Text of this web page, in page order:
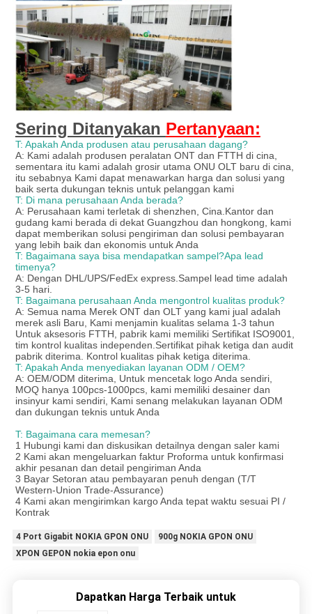
Sering Ditanyakan Pertanyaan:
T: Apakah Anda produsen atau perusahaan dagang?
A: Kami adalah produsen peralatan ONT dan FTTH di cina,
sementara itu kami adalah grosir utama ONU OLT baru di cina,
itu sebabnya Kami dapat menawarkan harga dan solusi yang
baik serta dukungan teknis untuk pelanggan kami
T: Di mana perusahaan Anda berada?
A: Perusahaan kami terletak di shenzhen, Cina.Kantor dan
gudang kami berada di dekat Guangzhou dan hongkong, kami
dapat memberikan solusi pengiriman dan solusi pembayaran
yang lebih baik dan ekonomis untuk Anda
T: Bagaimana saya bisa mendapatkan sampel?Apa lead
timenya?
A: Dengan DHL/UPS/FedEx express.Sampel lead time adalah
3-5 hari.
T: Bagaimana perusahaan Anda mengontrol kualitas produk?
A: Semua nama Merek ONT dan OLT yang kami jual adalah
merek asli Baru, Kami menjamin kualitas selama 1-3 tahun
Untuk aksesoris FTTH, pabrik kami memiliki Sertifikat ISO9001,
tim kontrol kualitas independen.Sertifikat pihak ketiga dan audit
pabrik diterima. Kontrol kualitas pihak ketiga diterima.
T: Apakah Anda menyediakan layanan ODM / OEM?
A: OEM/ODM diterima, Untuk mencetak logo Anda sendiri,
MOQ hanya 100pcs-1000pcs, kami memiliki desainer dan
insinyur kami sendiri, Kami senang melakukan layanan ODM
dan dukungan teknis untuk Anda
T: Bagaimana cara memesan?
1 Hubungi kami dan diskusikan detailnya dengan saler kami
2 Kami akan mengeluarkan faktur Proforma untuk konfirmasi
akhir pesanan dan detail pengiriman Anda
3 Bayar Setoran atau pembayaran penuh dengan (T/T
Western-Union Trade-Assurance)
4 Kami akan mengirimkan kargo Anda tepat waktu sesuai PI /
Kontrak
4 Port Gigabit NOKIA GPON ONU
900g NOKIA GPON ONU
XPON GEPON nokia epon onu
Dapatkan Harga Terbaik untuk